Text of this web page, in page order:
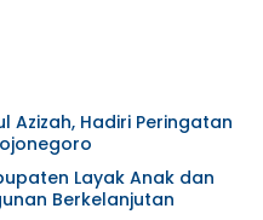
Azizah, Hadiri Peringatan
Layak Anak dan
Berkelanjutan